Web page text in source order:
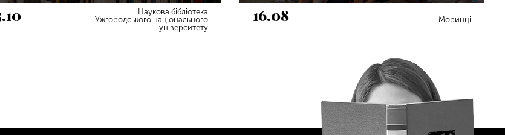
Наукова бібліотека
Ужгородського національного
університету
16.08 Моринці